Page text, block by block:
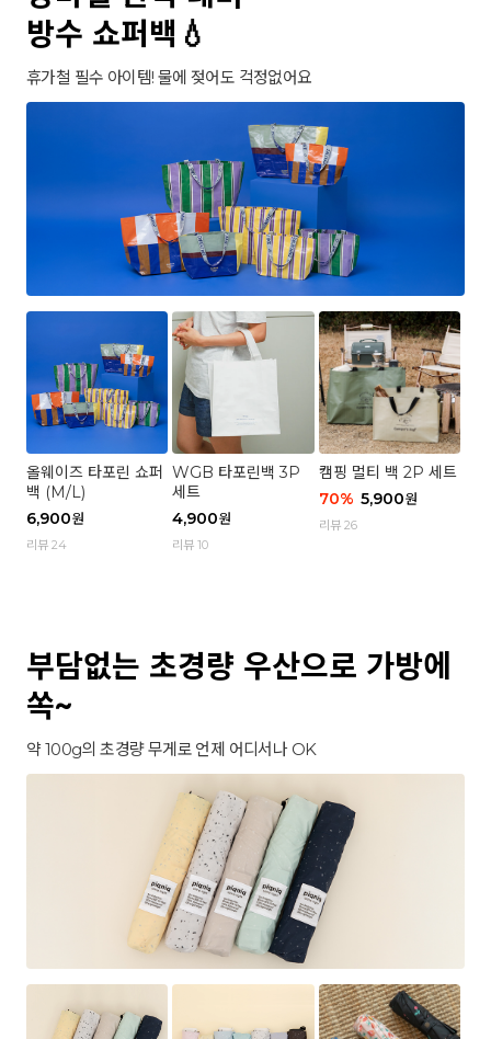
방수 쇼퍼백💧
휴가철 필수 아이템! 물에 젖어도 걱정없어요
올웨이즈 타포린 쇼퍼
백 (M/L)
6,900원
리뷰 24
WGB 타포린백 3P
세트
4,900원
리뷰 10
캠핑 멀티 백 2P 세트
70% 5,900원
리뷰 26
부담없는 초경량 우산으로 가방에
쏙~
약 100g의 초경량 무게로 언제 어디서나 OK